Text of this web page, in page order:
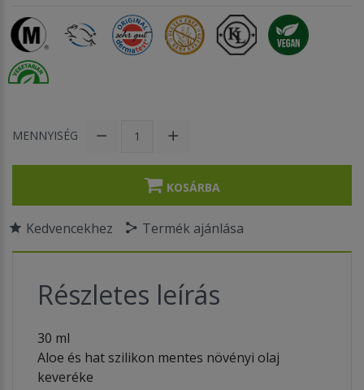
MENNYISÉG
KOSÁRBA
Kedvencekhez Termék ajánlása
Részletes leírás
30 ml
Aloe és hat szilikon mentes növényi olaj
keveréke